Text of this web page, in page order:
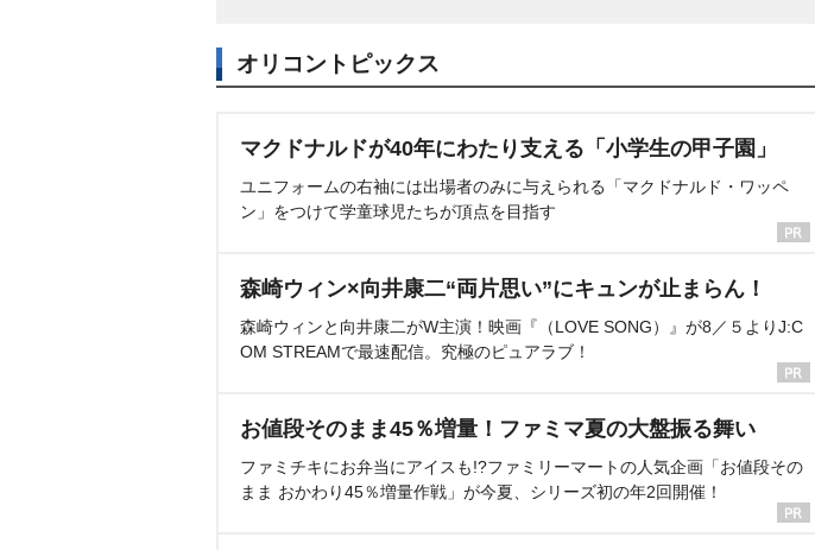
オリコントピックス
マクドナルドが40年にわたり支える「小学生の甲子園」
ユニフォームの右袖には出場者のみに与えられる「マクドナルド・ワッペ
ン」をつけて学童球児たちが頂点を目指す
森崎ウィン×向井康二“両片思い”にキュンが止まらん！
森崎ウィンと向井康二がW主演！映画『（LOVE SONG）』が8／５よりJ:C
OM STREAMで最速配信。究極のピュアラブ！
お値段そのまま45％増量！ファミマ夏の大盤振る舞い
ファミチキにお弁当にアイスも!?ファミリーマートの人気企画「お値段その
まま おかわり45％増量作戦」が今夏、シリーズ初の年2回開催！